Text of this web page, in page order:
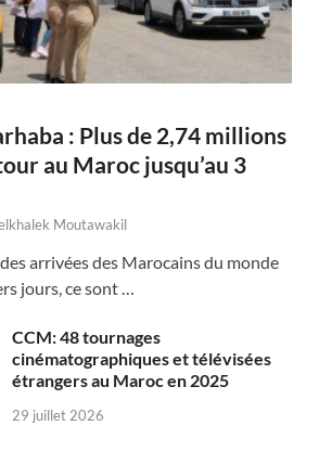
: Plus de 2,74 millions
au Maroc jusqu’au 3
Moutawakil
arrivées des Marocains du monde
jours, ce sont …
CCM: 48 tournages
cinématographiques et télévisées
étrangers au Maroc en 2025
29 juillet 2026